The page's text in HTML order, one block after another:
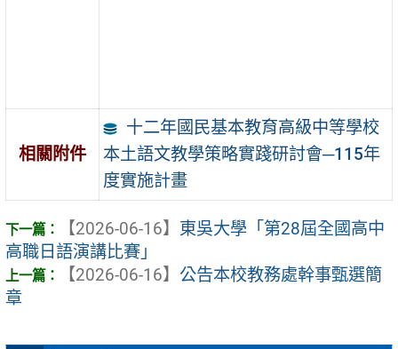
相關附件
十二年國民基本教育高級中等學校
本土語文教學策略實踐研討會─115年
度實施計畫
【2026-06-16】 東吳大學「第28屆全國高中
高職日語演講比賽」
【2026-06-16】 公告本校教務處幹事甄選簡
章